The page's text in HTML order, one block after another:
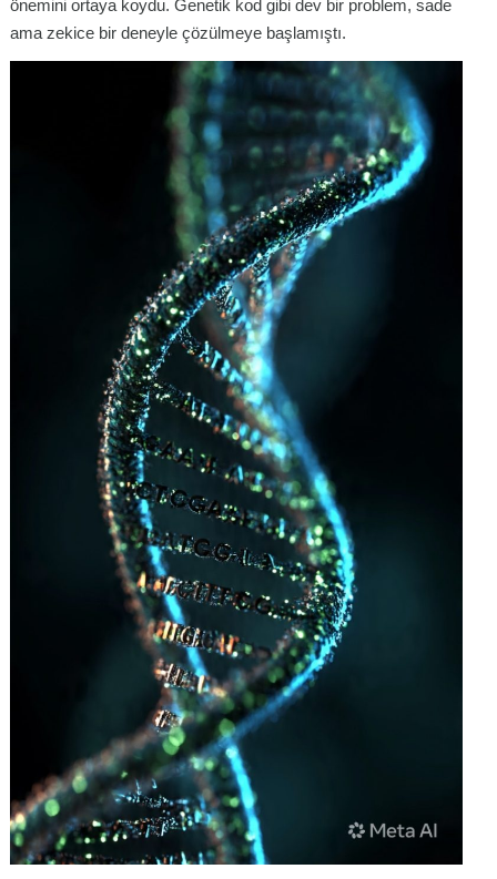
önemini ortaya koydu. Genetik kod gibi dev bir problem, sade
ama zekice bir deneyle çözülmeye başlamıştı.